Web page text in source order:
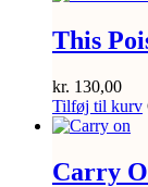
This
kr. 130,00
Tilføj til kurv
Carry